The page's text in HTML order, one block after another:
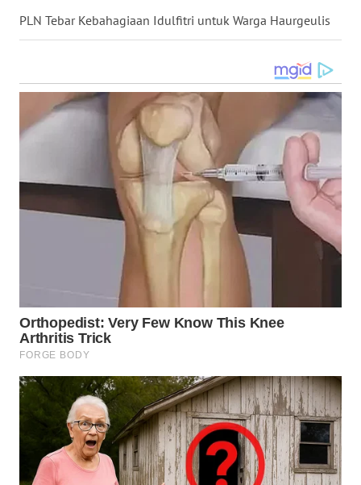
PLN Tebar Kebahagiaan Idulfitri untuk Warga Haurgeulis
WN
LABUHANBATU
WN
TAPANULI
TENGAH
WN
PAKPAK
WN
WN
BEKASI